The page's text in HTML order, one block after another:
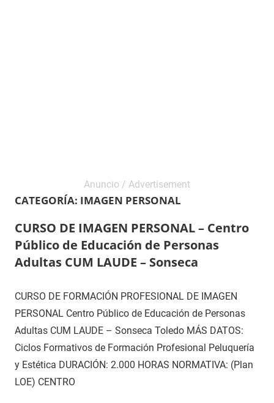
CATEGORÍA: IMAGEN PERSONAL
CURSO DE IMAGEN PERSONAL – Centro
Público de Educación de Personas
Adultas CUM LAUDE – Sonseca
CURSO DE FORMACIÓN PROFESIONAL DE IMAGEN
PERSONAL Centro Público de Educación de Personas
Adultas CUM LAUDE – Sonseca Toledo MÁS DATOS:
Ciclos Formativos de Formación Profesional Peluquería
y Estética DURACIÓN: 2.000 HORAS NORMATIVA: (Plan
LOE) CENTRO